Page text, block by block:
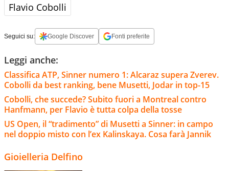
Flavio Cobolli
Seguici su: Google Discover Fonti preferite
Leggi anche:
Classifica ATP, Sinner numero 1: Alcaraz supera Zverev.
Cobolli da best ranking, bene Musetti, Jodar in top-15
Cobolli, che succede? Subito fuori a Montreal contro
Hanfmann, per Flavio è tutta colpa della tosse
US Open, il “tradimento” di Musetti a Sinner: in campo
nel doppio misto con l’ex Kalinskaya. Cosa farà Jannik
Gioielleria Delfino